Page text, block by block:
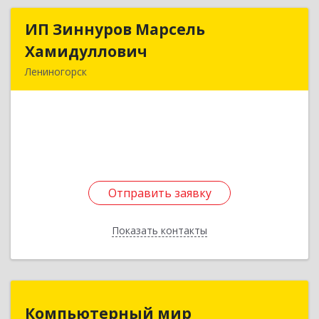
ИП Зиннуров Марсель
Хамидуллович
Лениногорск
Отправить заявку
Показать контакты
ИП Зиннуров Марсель
Отправить заявку
Назад
Компьютерный мир
Компьютерный мир